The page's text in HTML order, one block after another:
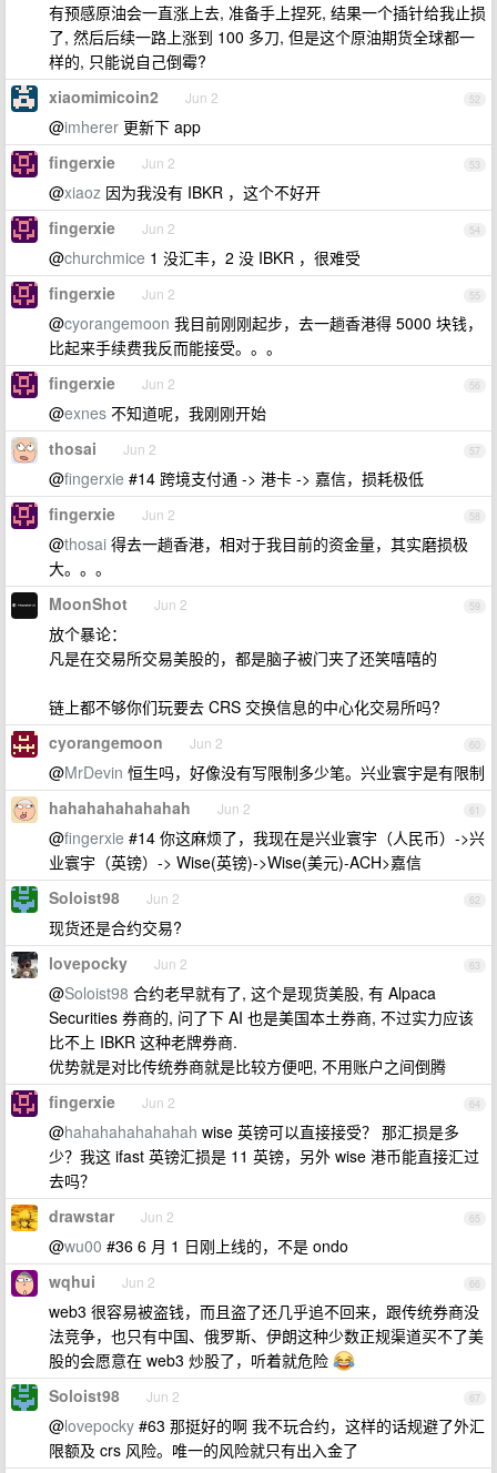
有预感原油会一直涨上去, 准备手上捏死, 结果一个插针给我止损
了, 然后后续一路上涨到 100 多刀, 但是这个原油期货全球都一
样的, 只能说自己倒霉?
52
xiaomimicoin2 Jun 2
@imherer 更新下 app
53
fingerxie Jun 2
@xiaoz 因为我没有 IBKR ，这个不好开
54
fingerxie Jun 2
@churchmice 1 没汇丰，2 没 IBKR ，很难受
55
fingerxie Jun 2
@cyorangemoon 我目前刚刚起步，去一趟香港得 5000 块钱，
比起来手续费我反而能接受。。。
56
fingerxie Jun 2
@exnes 不知道呢，我刚刚开始
57
thosai Jun 2
@fingerxie #14 跨境支付通 -> 港卡 -> 嘉信，损耗极低
58
fingerxie Jun 2
@thosai 得去一趟香港，相对于我目前的资金量，其实磨损极
大。。。
59
MoonShot Jun 2
放个暴论：
凡是在交易所交易美股的，都是脑子被门夹了还笑嘻嘻的
链上都不够你们玩要去 CRS 交换信息的中心化交易所吗?
60
cyorangemoon Jun 2
@MrDevin 恒生吗，好像没有写限制多少笔。兴业寰宇是有限制
61
hahahahahahahah Jun 2
@fingerxie #14 你这麻烦了，我现在是兴业寰宇（人民币）->兴
业寰宇（英镑）-> Wise(英镑)->Wise(美元)-ACH>嘉信
62
Soloist98 Jun 2
现货还是合约交易?
63
lovepocky Jun 2
@Soloist98 合约老早就有了, 这个是现货美股, 有 Alpaca
Securities 券商的, 问了下 AI 也是美国本土券商, 不过实力应该
比不上 IBKR 这种老牌券商.
优势就是对比传统券商就是比较方便吧, 不用账户之间倒腾
64
fingerxie Jun 2
@hahahahahahahah wise 英镑可以直接接受？ 那汇损是多
少？我这 ifast 英镑汇损是 11 英镑，另外 wise 港币能直接汇过
去吗？
65
drawstar Jun 2
@wu00 #36 6 月 1 日刚上线的，不是 ondo
66
wqhui Jun 2
web3 很容易被盗钱，而且盗了还几乎追不回来，跟传统券商没
法竞争，也只有中国、俄罗斯、伊朗这种少数正规渠道买不了美
股的会愿意在 web3 炒股了，听着就危险
67
Soloist98 Jun 2
@lovepocky #63 那挺好的啊 我不玩合约，这样的话规避了外汇
限额及 crs 风险。唯一的风险就只有出入金了